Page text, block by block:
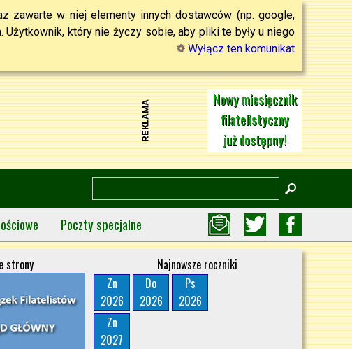
zawarte w niej elementy innych dostawców (np. google,
który nie życzy sobie, aby pliki te były u niego
Wyłącz ten komunikat
Nowy miesięcznik
filatelistyczny
już dostępny!
Poczty specjalne
strony
Najnowsze roczniki
Zn
2026
Do
2026
Ps
2026
Zn
2027